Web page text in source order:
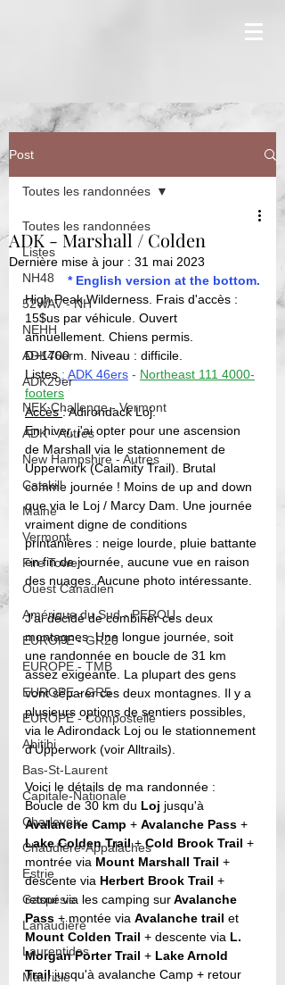
Post
Toutes les randonnées
Listes
NH48
52WAV - NH
NEHH
ADK46er
ADK29er
NEK Challenge - Vermont
ADK - Autres
New Hampshire - Autres
Catskill
Maine
Vermont
Fire Tower
Ouest Canadien
Amérique du Sud - PEROU
EUROPE - GR20
EUROPE - TMB
EUROPE - GR5
EUROPE - Compostelle
Abitibi
Bas-St-Laurent
Capitale-Nationale
Charlevoix
Chaudière-Appalaches
Estrie
Gaspésie
Lanaudière
Laurentides
Mauricie
Toutes les randonnées
ADK - Marshall / Colden
Dernière mise à jour : 31 mai 2023
* English version at the bottom.
High Peak Wilderness. Frais d'accès :
15$us par véhicule. Ouvert
annuellement. Chiens permis.
D+1700 m. Niveau : difficile.
Listes : ADK 46ers - Northeast 111 4000-
footers
Accès : Adirondack Loj.
En hiver, j'ai opter pour une ascension
de Marshall via le stationnement de
Upperwork (Calamity Trail). Brutal
comme journée ! Moins de up and down
que via le Loj / Marcy Dam. Une journée
vraiment digne de conditions
printanières : neige lourde, pluie battante
en fin de journée, aucune vue en raison
des nuages. Aucune photo intéressante.
J'ai décidé de combiner ces deux
montagnes. Une longue journée, soit
une randonnée en boucle de 31 km
assez exigeante. La plupart des gens
vont séparer ces deux montagnes. Il y a
plusieurs options de sentiers possibles,
via le Adirondack Loj ou le stationnement
d'Upperwork (voir Alltrails).
Voici le détails de ma randonnée :
Boucle de 30 km du Loj jusqu'à
Avalanche Camp + Avalanche Pass +
Lake Colden Trail + Cold Brook Trail +
montrée via Mount Marshall Trail +
descente via Herbert Brook Trail +
retour via les camping sur Avalanche
Pass + montée via Avalanche trail et
Mount Colden Trail + descente via L.
Morgan Porter Trail + Lake Arnold
Trail jusqu'à avalanche Camp + retour